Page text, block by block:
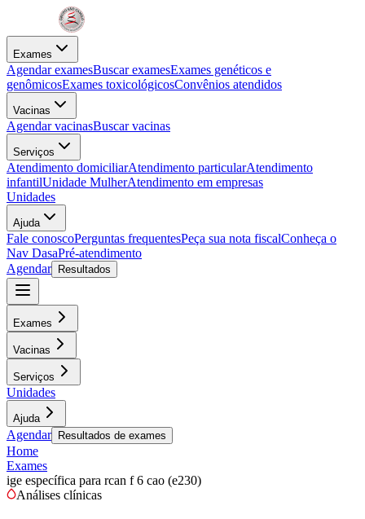
Exames
Agendar examesBuscar examesExames genéticos e
genômicosExames toxicológicosConvênios atendidos
Vacinas
Agendar vacinasBuscar vacinas
Serviços
Atendimento domiciliarAtendimento particularAtendimento
infantilUnidade MulherAtendimento em empresas
Unidades
Ajuda
Fale conoscoPerguntas frequentesPeça sua nota fiscalConheça o
Nav DasaPré-atendimento
Agendar
Resultados
Exames
Vacinas
Serviços
Unidades
Ajuda
Agendar Resultados de exames
Home
Exames
ige específica para rcan f 6 cao (e230)
Análises clínicas